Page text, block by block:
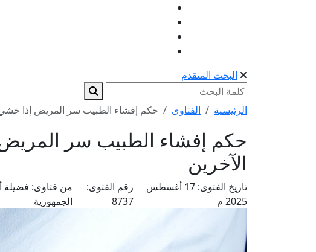
البحث المتقدم
الرئيسية الفتاوى حكم إفشاء الطبيب سر المريض إذا
حكم إفشاء الطبيب سر
الآخرين
تاريخ الفتوى:
17 أغسطس
2025 م
رقم الفتوى:
8737
من فتاوى: فضيلة
الجمهورية